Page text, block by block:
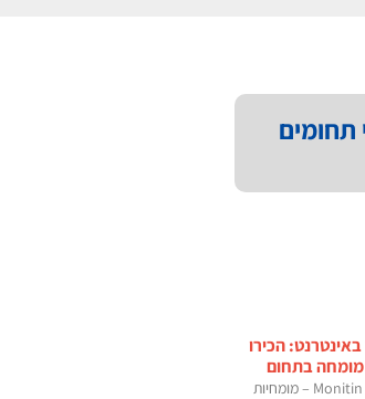
תחומים
באינטרנט: הכירו
מומחה בתחום
רונן הלל ו־Monitin Net – מומחיות